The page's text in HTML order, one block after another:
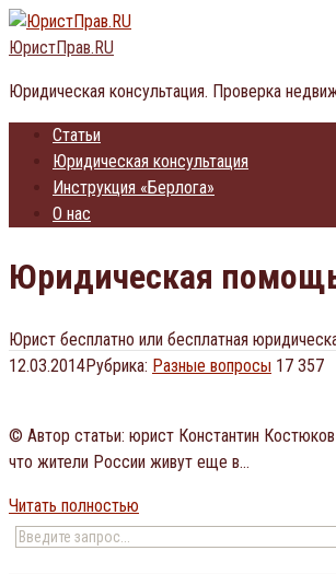
Перейти
к
ЮристПрав.RU
Юридическая консультация. Проверка
Статьи
Юридическая консультация
Инструкция «Берлога»
О нас
Юридическая
Юрист бесплатно или бесплатная
12.03.2014Рубрика: Разные вопросы 17 357
© Автор статьи: юрист Константин Костюков
что жители России живут еще в…
Читать полностью